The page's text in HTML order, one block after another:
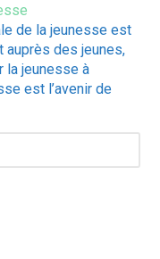
de la jeunesse est
auprès des jeunes,
la jeunesse à
est l’avenir de